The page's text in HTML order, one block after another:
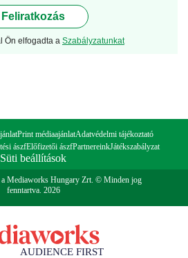
Feliratkozás
Ön elfogadta a Szabályzatunkat
Print médiaajánlatAdatvédelmi tájékoztató
ászfElőfizetői ászfPartnereinkJátékszabályzat
Süti beállítások
a Mediaworks Hungary Zrt. © Minden jog
fenntartva. 2026